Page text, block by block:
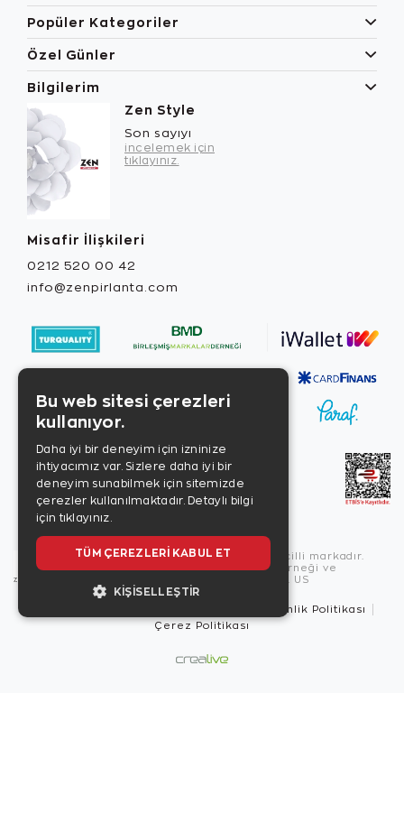
Popüler Kategoriler
Özel Günler
Bilgilerim
Zen Style
Son sayıyı
incelemek için
tıklayınız.
Misafir İlişkileri
0212 520 00 42
info@zenpirlanta.com
Copyright © 2026, Zen Diamond tescilli markadır.
Zen Diamond Birleşmiş Markalar Derneği ve
Turquality Destek Programı üyesidir. US
Güvenlik Politikası
Çerez Politikası
Bu web sitesi çerezleri
kullanıyor.
Daha iyi bir deneyim için izninize
ihtiyacımız var. Sizlere daha iyi bir
deneyim sunabilmek için sitemizde
çerezler kullanılmaktadır. Detaylı bilgi
için tıklayınız.
TÜM ÇEREZLERI KABUL ET
KIŞISELLEŞTIR